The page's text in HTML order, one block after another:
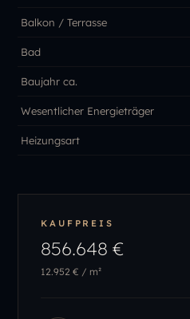
Balkon / Terrasse
Bad
Baujahr ca.
Wesentlicher Energieträger
Heizungsart
KAUFPREIS
856.648 €
12.952 € / m²